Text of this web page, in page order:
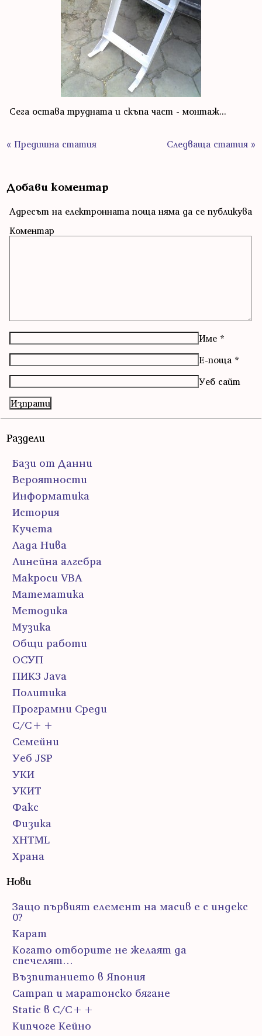
Сега остава трудната и скъпа част - монтаж...
« Предишна статия Следваща статия »
Добави коментар
Адресът на електронната поща няма да се публикува
Коментар
Име *
Е-поща *
Уеб сайт
Раздели
Бази от Данни
Вероятности
Информатика
История
Кучета
Лада Нива
Линейна алгебра
Макроси VBA
Математика
Методика
Музика
Общи работи
ОСУП
ПИК3 Java
Политика
Програмни Среди
С/С++
Семейни
Уеб JSP
УКИ
УКИТ
Факс
Физика
ХHTML
Храна
Нови
Защо първият елемент на масив е с индекс
0?
Карат
Когато отборите не желаят да
спечелят…
Възпитанието в Япония
Сатрап и маратонско бягане
Static в C/C++
Кипчоге Кейно